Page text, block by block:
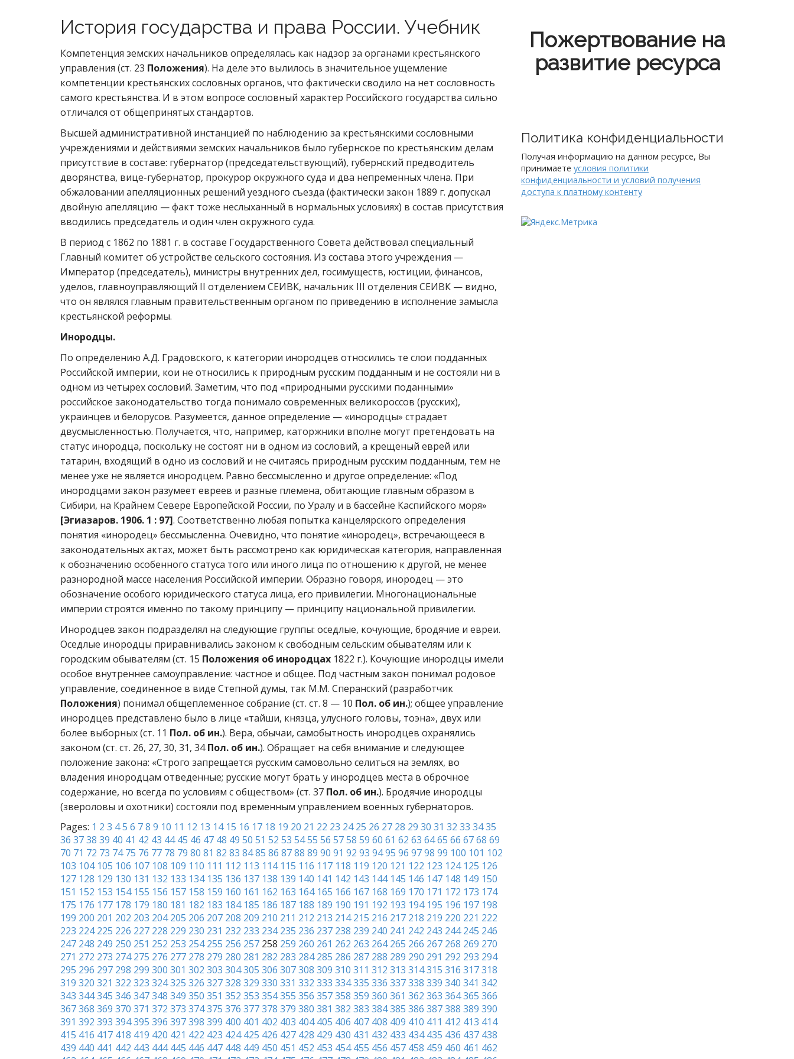
История государства и права России. Учебник
Компетенция земских начальников определялась как надзор за органами крестьянского
управления (ст. 23 Положения). На деле это вылилось в значительное ущемление
компетенции крестьянских сословных органов, что фактически сводило на нет сословность
самого крестьянства. И в этом вопросе сословный характер Российского государства сильно
отличался от общепринятых стандартов.
Высшей административной инстанцией по наблюдению за крестьянскими сословными
учреждениями и действиями земских начальников было губернское по крестьянским делам
присутствие в составе: губернатор (председательствующий), губернский предводитель
дворянства, вице-губернатор, прокурор окружного суда и два непременных члена. При
обжаловании апелляционных решений уездного съезда (фактически закон 1889 г. допускал
двойную апелляцию — факт тоже неслыханный в нормальных условиях) в состав присутствия
вводились председатель и один член окружного суда.
В период с 1862 по 1881 г. в составе Государственного Совета действовал специальный
Главный комитет об устройстве сельского состояния. Из состава этого учреждения —
Император (председатель), министры внутренних дел, госимуществ, юстиции, финансов,
уделов, главноуправляющий II отделением СЕИВК, начальник III отделения СЕИВК — видно,
что он являлся главным правительственным органом по приведению в исполнение замысла
крестьянской реформы.
Инородцы.
По определению А.Д. Градовского, к категории инородцев относились те слои подданных
Российской империи, кои не относились к природным русским подданным и не состояли ни в
одном из четырех сословий. Заметим, что под «природными русскими поданными»
российское законодательство тогда понимало современных великороссов (русских),
украинцев и белорусов. Разумеется, данное определение — «инородцы» страдает
двусмысленностью. Получается, что, например, каторжники вполне могут претендовать на
статус инородца, поскольку не состоят ни в одном из сословий, а крещеный еврей или
татарин, входящий в одно из сословий и не считаясь природным русским подданным, тем не
менее уже не является инородцем. Равно бессмысленно и другое определение: «Под
инородцами закон разумеет евреев и разные племена, обитающие главным образом в
Сибири, на Крайнем Севере Европейской России, по Уралу и в бассейне Каспийского моря»
[Эгиазаров. 1906. 1 : 97]. Соответственно любая попытка канцелярского определения
понятия «инородец» бессмысленна. Очевидно, что понятие «инородец», встречающееся в
законодательных актах, может быть рассмотрено как юридическая категория, направленная
к обозначению особенного статуса того или иного лица по отношению к другой, не менее
разнородной массе населения Российской империи. Образно говоря, инородец — это
обозначение особого юридического статуса лица, его привилегии. Многонациональные
империи строятся именно по такому принципу — принципу национальной привилегии.
Инородцев закон подразделял на следующие группы: оседлые, кочующие, бродячие и евреи.
Оседлые инородцы приравнивались законом к свободным сельским обывателям или к
городским обывателям (ст. 15 Положения об инородцах 1822 г.). Кочующие инородцы имели
особое внутреннее самоуправление: частное и общее. Под частным закон понимал родовое
управление, соединенное в виде Степной думы, так М.М. Сперанский (разработчик
Положения) понимал общеплеменное собрание (ст. ст. 8 — 10 Пол. об ин.); общее управление
инородцев представлено было в лице «тайши, князца, улусного головы, тоэна», двух или
более выборных (ст. 11 Пол. об ин.). Вера, обычаи, самобытность инородцев охранялись
законом (ст. ст. 26, 27, 30, 31, 34Пол. об ин.). Обращает на себя внимание и следующее
положение закона: «Строго запрещается русским самовольно селиться на землях, во
владения инородцам отведенные; русские могут брать у инородцев места в оброчное
содержание, но всегда по условиям с обществом» (ст. 37 Пол. об ин.). Бродячие инородцы
(звероловы и охотники) состояли под временным управлением военных губернаторов.
Pages: 1 2 3 45 6 78 9 10 11 12 13 14 15 16 17 18 19 20 21 22 23 24 25 26 27 28 29 30 31 32 33 3435
36 3738 39 40 41 42 43 44 45 46 47 48 49 50 51 52 53 5455 56 5758 59 60 61 62 63 6465 66 6768 69
70 71 72 73 74 75 76 77 78 79 80 81 82 83 8485 86 8788 89 90 91 92 93 9495 96 9798 99 100 101 102
103 104 105 106 107 108 109 110 111 112 113 114 115 116 117 118 119 120 121 122 123 124 125 126
127 128 129 130 131 132 133 134 135 136 137 138 139 140 141 142 143 144 145 146 147 148 149 150
151 152 153 154 155 156 157 158 159 160 161 162 163 164 165 166 167 168 169 170 171 172 173 174
175 176 177 178 179 180 181 182 183 184 185 186 187 188 189 190 191 192 193 194 195 196 197 198
199 200 201 202 203 204 205 206 207 208 209 210 211 212 213 214 215 216 217 218 219 220 221 222
223 224 225 226 227 228 229 230 231 232 233 234 235 236 237 238 239 240 241 242 243 244 245 246
247 248 249 250 251 252 253 254 255 256 257 258 259 260 261 262 263 264 265 266 267 268 269 270
271 272 273 274 275 276 277 278 279 280 281 282 283 284 285 286 287 288 289 290 291 292 293 294
295 296 297 298 299 300 301 302 303 304305 306 307308 309 310 311 312 313 314315 316 317318
319 320 321 322 323 324325 326 327328 329 330 331 332 333 334335 336 337338 339 340 341 342
343 344345 346 347348 349 350 351 352 353 354355 356 357358 359 360 361 362 363 364365 366
367368 369 370 371 372 373 374375 376 377378 379 380 381 382 383 384385 386 387388 389 390
391 392 393 394395 396 397398 399 400 401 402 403 404 405 406 407 408 409 410 411 412 413 414
415 416 417 418 419 420 421 422 423 424 425 426 427 428 429 430 431 432 433 434 435 436 437 438
439 440 441 442 443 444 445 446 447 448 449 450 451 452 453 454 455 456 457 458 459 460 461 462
Пожертвование на
развитие ресурса
Политика конфиденциальности
Получая информацию на данном ресурсе, Вы
принимаете условия политики
конфиденциальности и условий получения
доступа к платному контенту